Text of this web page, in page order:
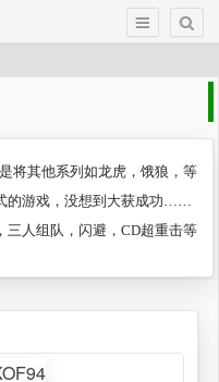
将其他系列如龙虎，饿狼，等
的游戏，没想到大获成功……
三人组队，闪避，CD超重击等
比较简单，毕竟是第一款，
自行搜索